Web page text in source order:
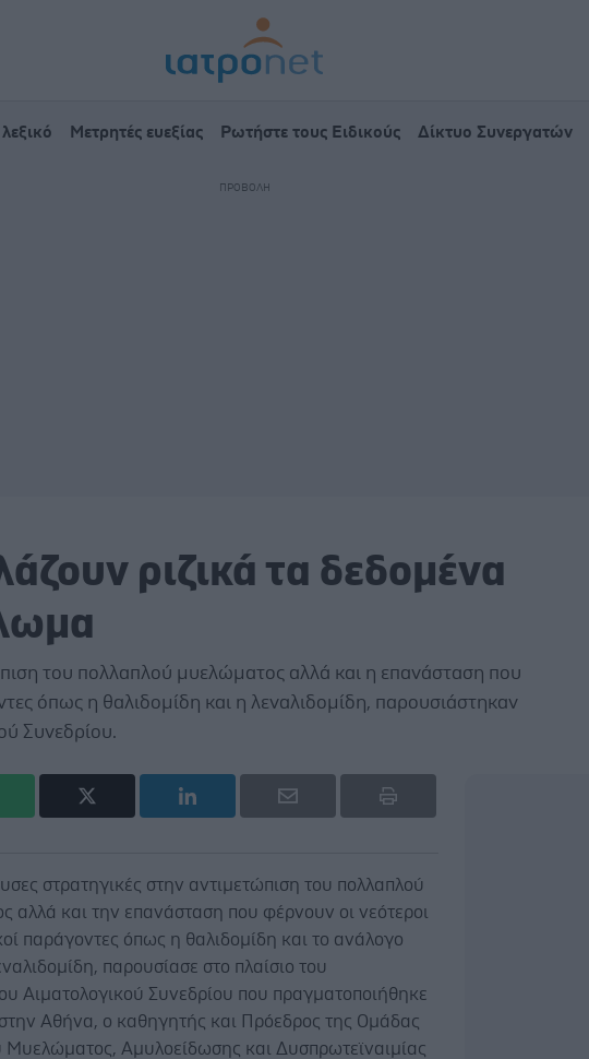
λεξικό Μετρητές ευεξίας Ρωτήστε τους Ειδικούς Δίκτυο Συνεργατών
ριζικά τα δεδομένα
του πολλαπλού μυελώματος αλλά και η επανάσταση που
όπως η θαλιδομίδη και η λεναλιδομίδη, παρουσιάστηκαν
Συνεδρίου.
στρατηγικές στην αντιμετώπιση του πολλαπλού
αλλά και την επανάσταση που φέρνουν οι νεότεροι
παράγοντες όπως η θαλιδομίδη και το ανάλογο
παρουσίασε στο πλαίσιο του
Αιματολογικού Συνεδρίου που πραγματοποιήθηκε
Αθήνα, ο καθηγητής και Πρόεδρος της Ομάδας
Μυελώματος, Αμυλοείδωσης και Δυσπρωτεϊναιμίας